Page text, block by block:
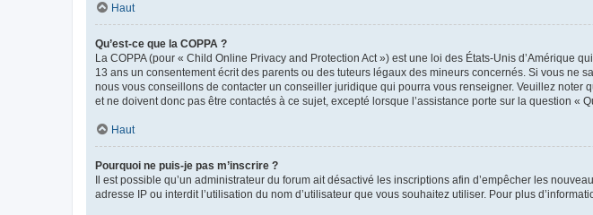
Haut
Qu’est-ce que la COPPA ?
La COPPA (pour « Child Online Privacy and Protection Act ») est une loi des États-Unis
13 ans un consentement écrit des parents ou des tuteurs légaux des mineurs concernés. Si vous ne
nous vous conseillons de contacter un conseiller juridique qui pourra vous renseigner. Veuillez
et ne doivent donc pas être contactés à ce sujet, excepté lorsque l’assistance porte sur la question «
Haut
Pourquoi ne puis-je pas m’inscrire ?
Il est possible qu’un administrateur du forum ait désactivé les inscriptions afin d’empêcher les
adresse IP ou interdit l’utilisation du nom d’utilisateur que vous souhaitez utiliser. Pour plus